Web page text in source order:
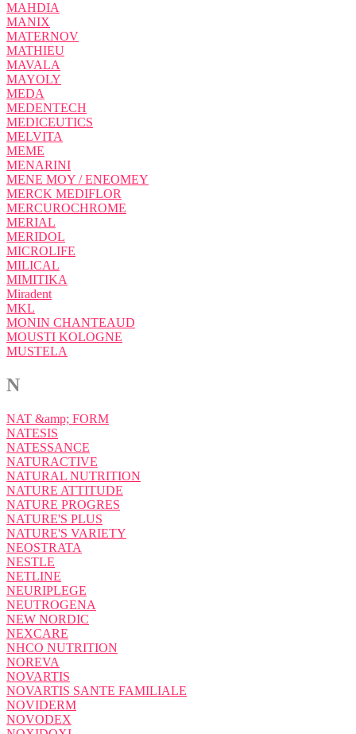
MAHDIA
MANIX
MATERNOV
MATHIEU
MAVALA
MAYOLY
MEDA
MEDENTECH
MEDICEUTICS
MELVITA
MEME
MENARINI
MENE MOY / ENEOMEY
MERCK MEDIFLOR
MERCUROCHROME
MERIAL
MERIDOL
MICROLIFE
MILICAL
MIMITIKA
Miradent
MKL
MONIN CHANTEAUD
MOUSTI KOLOGNE
MUSTELA
N
NAT &amp; FORM
NATESIS
NATESSANCE
NATURACTIVE
NATURAL NUTRITION
NATURE ATTITUDE
NATURE PROGRES
NATURE'S PLUS
NATURE'S VARIETY
NEOSTRATA
NESTLE
NETLINE
NEURIPLEGE
NEUTROGENA
NEW NORDIC
NEXCARE
NHCO NUTRITION
NOREVA
NOVARTIS
NOVARTIS SANTE FAMILIALE
NOVIDERM
NOVODEX